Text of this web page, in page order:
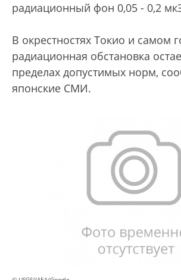
радиационный фон 0,05 - 0,2
В окрестностях Токио и самом
радиационная обстановка
пределах допустимых норм,
японские СМИ.